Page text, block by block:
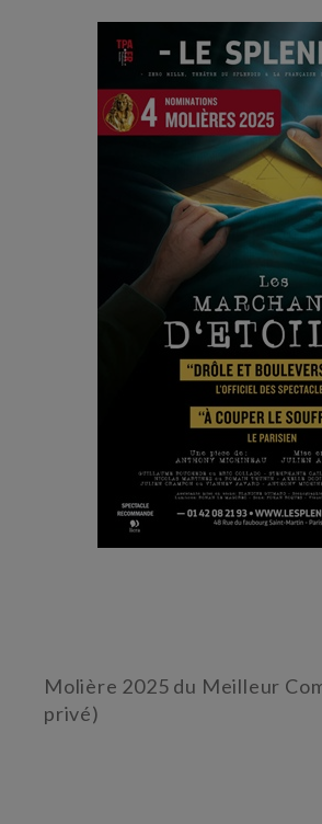
Molière 2025 du Meilleur
privé)